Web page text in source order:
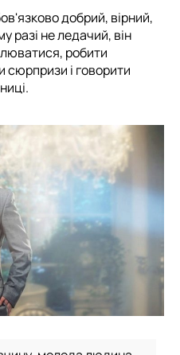
добрий, вірний,
разі не ледачий, він
робити
сюрпризи і говорити